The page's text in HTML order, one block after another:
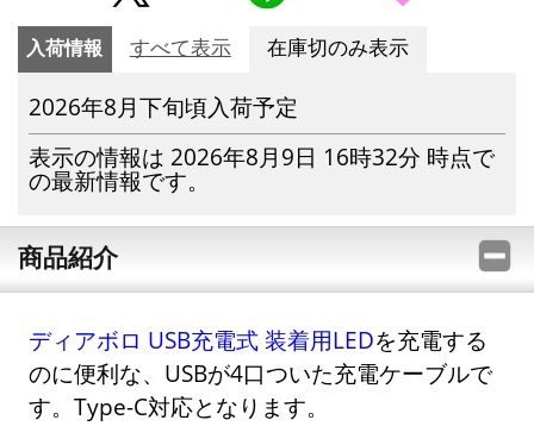
入荷情報 すべて表示 在庫切のみ表示
2026年8月下旬頃入荷予定
表示の情報は 2026年8月9日 16時32分 時点で
の最新情報です。
商品紹介
ディアボロ USB充電式 装着用LEDを充電する
のに便利な、USBが4口ついた充電ケーブルで
す。Type-C対応となります。